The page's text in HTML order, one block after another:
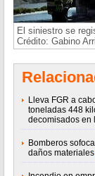
El siniestro se
Crédito: Gabino
Lleva FGR a
toneladas 448
decomisados en
Bomberos
daños materiales